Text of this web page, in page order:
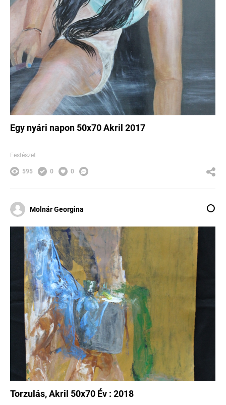
Egy nyári napon 50x70 Akril 2017
Festészet
595 0 0
Molnár Georgina
Torzulás, Akril 50x70 Év : 2018